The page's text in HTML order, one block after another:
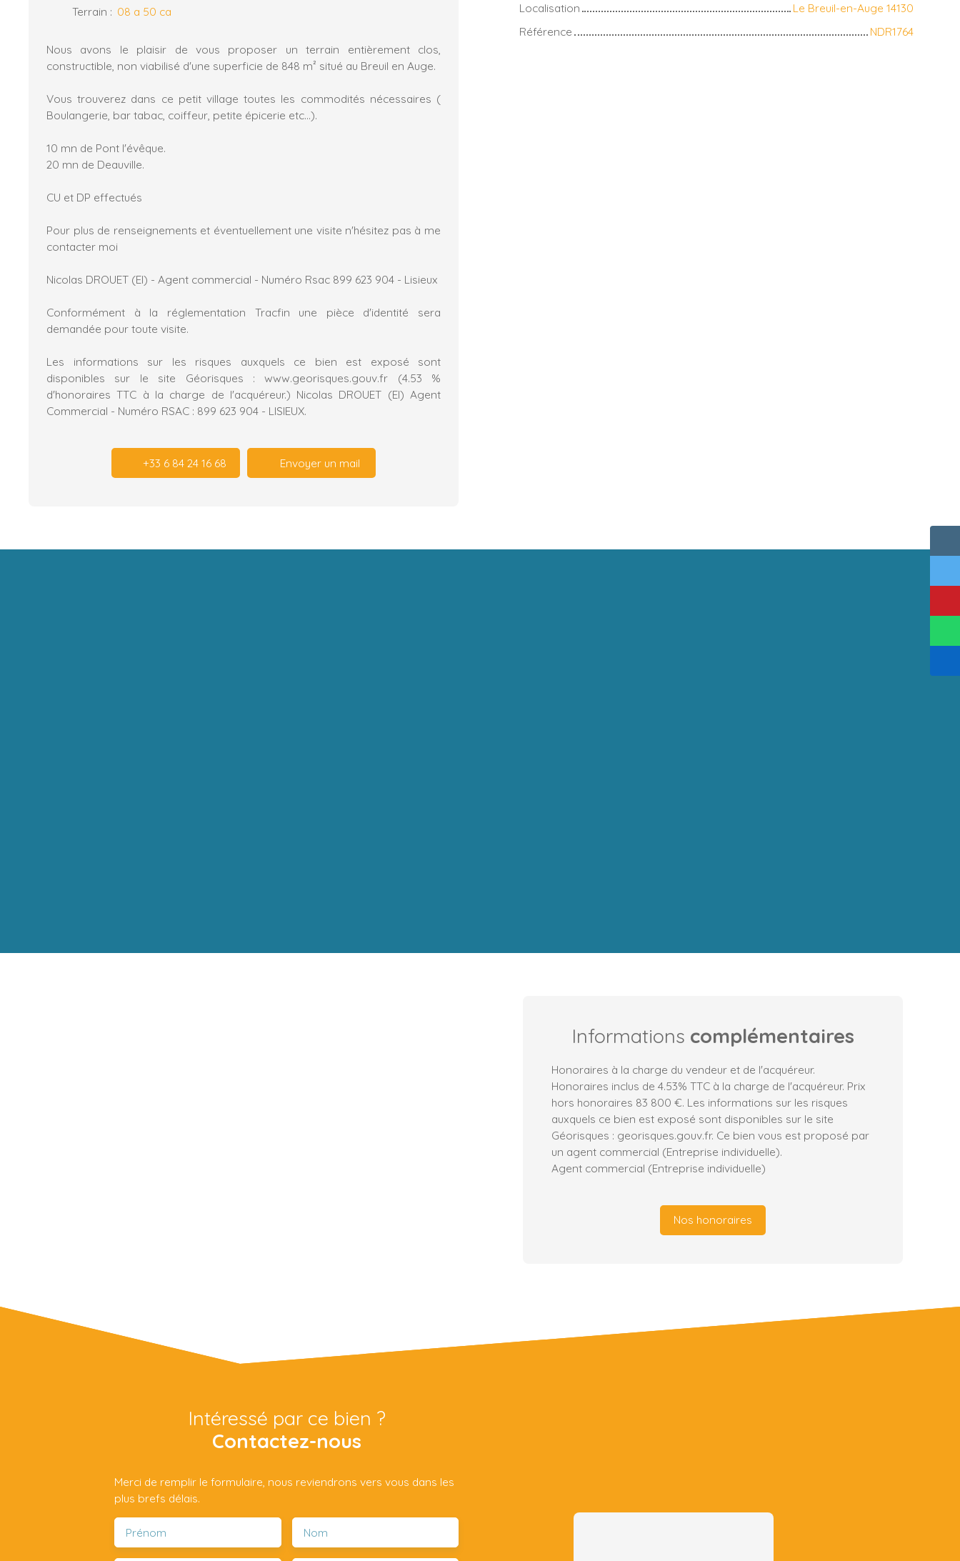
Terrain : 08 a 50 ca
Nous avons le plaisir de vous proposer un terrain entièrement clos,
constructible, non viabilisé d'une superficie de 848 m² situé au Breuil en Auge.
Vous trouverez dans ce petit village toutes les commodités nécessaires (
Boulangerie, bar tabac, coiffeur, petite épicerie etc...).
10 mn de Pont l'évêque.
20 mn de Deauville.
CU et DP effectués
Pour plus de renseignements et éventuellement une visite n'hésitez pas à me
contacter moi
Nicolas DROUET (EI) - Agent commercial - Numéro Rsac 899 623 904 - Lisieux
Conformément à la réglementation Tracfin une pièce d'identité sera
demandée pour toute visite.
Les informations sur les risques auxquels ce bien est exposé sont
disponibles sur le site Géorisques : www.georisques.gouv.fr (4.53 %
d'honoraires TTC à la charge de l'acquéreur.) Nicolas DROUET (EI) Agent
Commercial - Numéro RSAC : 899 623 904 - LISIEUX.
+33 6 84 24 16 68 Envoyer un mail
Localisation
Le Breuil-en-Auge 14130
Référence
NDR1764
Informations complémentaires
Honoraires à la charge du vendeur et de l'acquéreur.
Honoraires inclus de 4.53% TTC à la charge de l'acquéreur. Prix
hors honoraires 83 800 €. Les informations sur les risques
auxquels ce bien est exposé sont disponibles sur le site
Géorisques : georisques.gouv.fr. Ce bien vous est proposé par
un agent commercial (Entreprise individuelle).
Agent commercial (Entreprise individuelle)
Nos honoraires
Intéressé par ce bien ?
Contactez-nous
Merci de remplir le formulaire, nous reviendrons vers vous dans les
plus brefs délais.
Prénom Nom